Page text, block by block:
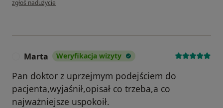
zgłoś nadużycie
Marta Weryfikacja wizyty
Pan doktor z uprzejmym podejściem do
pacjenta,wyjaśnił,opisał co trzeba,a co
najważniejsze uspokoił.